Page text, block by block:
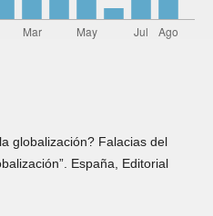
globalización? Falacias del
España, Editorial